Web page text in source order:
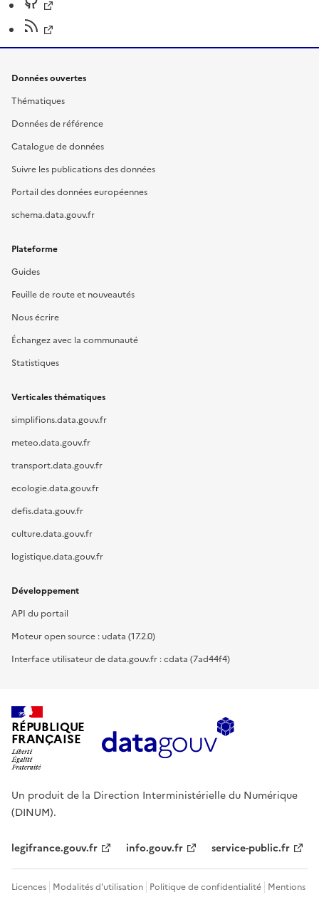
Données ouvertes
Thématiques
Données de référence
Catalogue de données
Suivre les publications des données
Portail des données européennes
schema.data.gouv.fr
Plateforme
Guides
Feuille de route et nouveautés
Nous écrire
Échangez avec la communauté
Statistiques
Verticales thématiques
simplifions.data.gouv.fr
meteo.data.gouv.fr
transport.data.gouv.fr
ecologie.data.gouv.fr
defis.data.gouv.fr
culture.data.gouv.fr
logistique.data.gouv.fr
Développement
API du portail
Moteur open source : udata (17.2.0)
Interface utilisateur de data.gouv.fr : cdata (7ad44f4)
RÉPUBLIQUE
FRANÇAISE
Un produit de la Direction Interministérielle du Numérique
(DINUM).
legifrance.gouv.fr info.gouv.fr service-public.fr
Licences Modalités d'utilisation Politique de confidentialité Mentions